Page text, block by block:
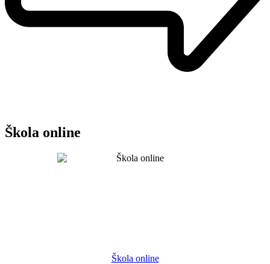
Škola online
Škola online